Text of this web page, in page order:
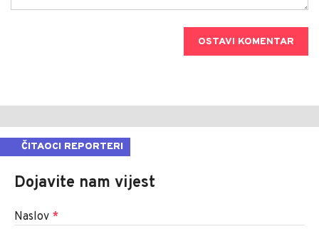
OSTAVI KOMENTAR
ČITAOCI REPORTERI
Dojavite nam vijest
Naslov *